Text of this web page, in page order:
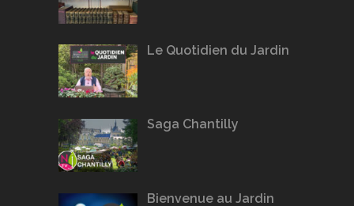
Le Quotidien du Jardin
Saga Chantilly
Bienvenue au Jardin